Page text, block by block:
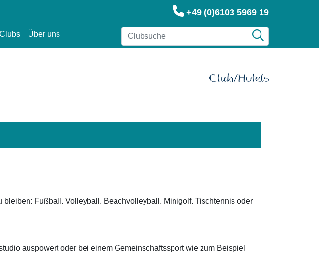
+49 (0)6103 5969 19
Über uns
Fußball, Volleyball, Beachvolleyball, Minigolf, Tischtennis oder
auspowert oder bei einem Gemeinschaftssport wie zum Beispiel